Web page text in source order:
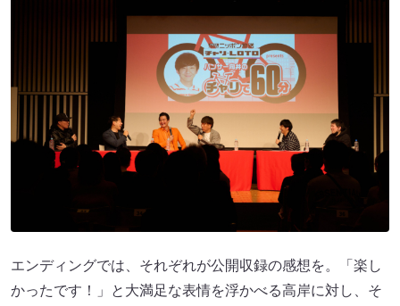
エンディングでは、それぞれが公開収録の感想を。「楽し
かったです！」と大満足な表情を浮かべる高岸に対し、そ